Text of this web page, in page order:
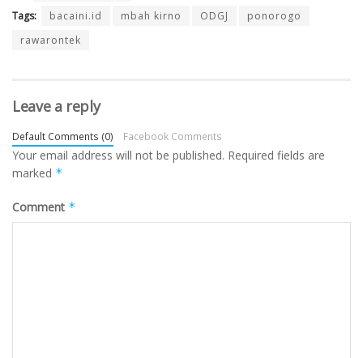
Tags:
bacaini.id mbah kirno ODGJ
ponorogo
rawarontek
Leave a reply
Default Comments (0) Facebook Comments
Your email address will not be published. Required fields are
marked *
Comment *